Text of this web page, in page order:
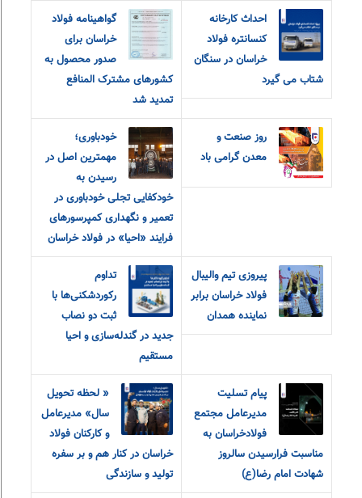
احداث کارخانه
کنسانتره فولاد
خراسان در سنگان
شتاب می گیرد
گواهینامه فولاد
خراسان برای
صدور محصول به
کشورهای مشترک المنافع
تمدید شد
روز صنعت و
معدن گرامی باد
خودباوری؛
مهمترین اصل در
رسیدن به
خودکفایی تجلی خودباوری در
تعمیر و نگهداری کمپرسورهای
فرایند «احیا» در فولاد خراسان
پیروزی تیم والیبال
فولاد خراسان برابر
نماینده همدان
تداوم
رکوردشکنی‌ها با
ثبت دو نصاب
جدید در گندله‌سازی و احیا
مستقیم
پیام‌ ‌تسلیت
مدیرعامل مجتمع
فولاد‌خراسان به
مناسبت‌ فرارسیدن سالروز
شهادت امام‌ رضا(ع)
« لحظه تحویل
سال» مدیرعامل
و‌ کارکنان فولاد
خراسان در کنار هم و بر سفره
تولید و سازندگی